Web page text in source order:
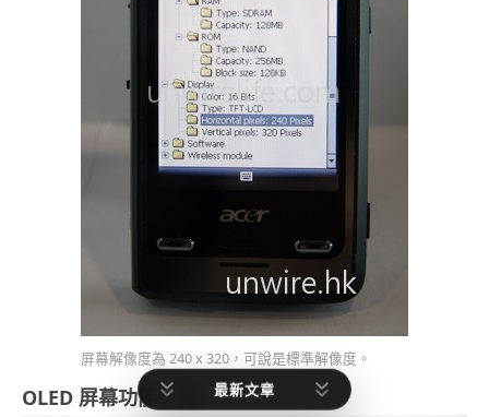
屏幕解像度為 240 x 320，可說是標準解像度。
OLED 屏幕功能一覽 ：最新文章